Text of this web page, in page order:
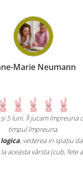
Marie Neumann
5 luni. Îl jucam împreuna
timpul împreuna.
, vederea in spațiu
aceasta vârsta (cub, fete